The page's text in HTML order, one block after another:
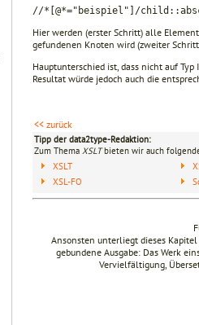
//*[@*="beispiel"]/
Hier werden (erster Schritt) alle
gefunde­nen Knoten wird (zweiter
Hauptunterschied ist, dass nicht auf
Resultat würde jedoch auch die
<< zurück
Tipp der data2type-Redaktion:
Zum Thema XSLTbieten wir auch
XSLT
XSL-FO
Ansonsten unterliegt dieses
gebundene Ausgabe: Das Werk
Vervielfältigung,